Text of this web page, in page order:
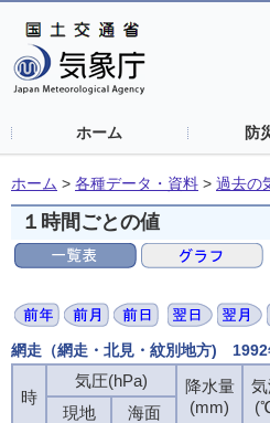
ホーム 防
ホーム > 各種データ・資料 > 過去の
１時間ごとの値
網走（網走・北見・紋別地方)
時
気圧(hPa)
降水量
(mm)
現地
海面